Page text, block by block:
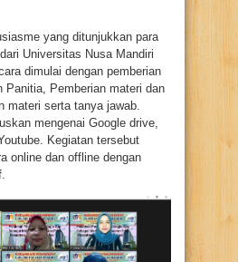
yang ditunjukkan para
Universitas Nusa Mandiri
dimulai dengan pemberian
Panitia, Pemberian materi dan
materi serta tanya jawab.
mengenai Google drive,
Kegiatan tersebut
online dan offline dengan